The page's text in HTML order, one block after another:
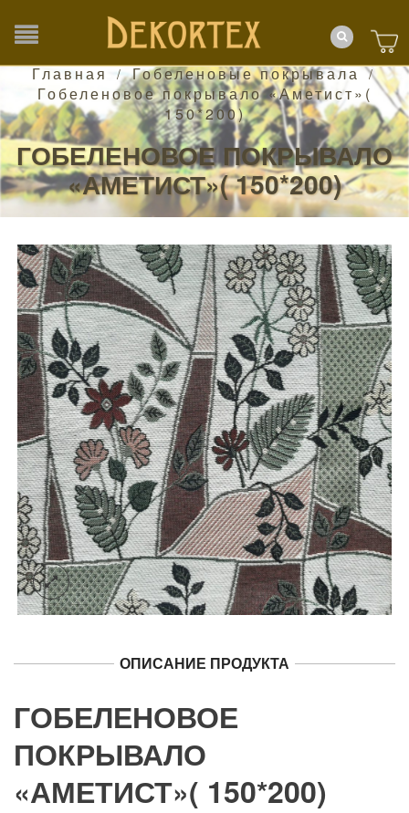
Главная / Гобеленовые покрывала /
Гобеленовое покрывало «Аметист»(
150*200)
ГОБЕЛЕНОВОЕ ПОКРЫВАЛО
«АМЕТИСТ»( 150*200)
ОПИСАНИЕ ПРОДУКТА
ГОБЕЛЕНОВОЕ
ПОКРЫВАЛО
«АМЕТИСТ»( 150*200)